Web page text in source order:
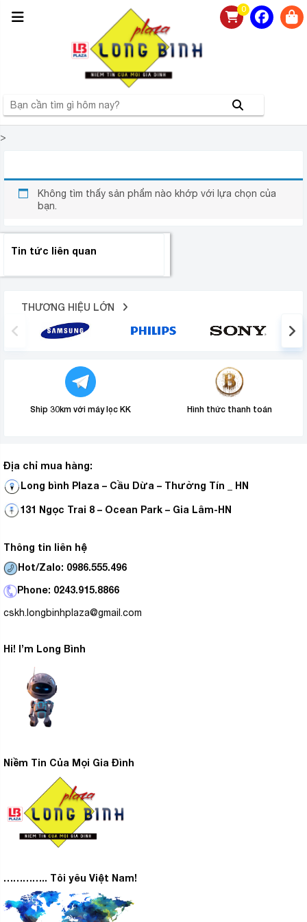
0
>
Không tìm thấy sản phẩm nào khớp với lựa chọn của
bạn.
Tin tức liên quan
THƯƠNG HIỆU LỚN
Ship 30km với máy lọc KK Hình thức thanh toán
Địa chỉ mua hàng:
Long bình Plaza – Cầu Dừa – Thường Tín _ HN
131 Ngọc Trai 8 – Ocean Park – Gia Lâm-HN
Thông tin liên hệ
Hot/Zalo: 0986.555.496
Phone: 0243.915.8866
cskh.longbinhplaza@gmail.com
Hi! I’m Long Bình
Niềm Tin Của Mọi Gia Đình
………….. Tôi yêu Việt Nam!